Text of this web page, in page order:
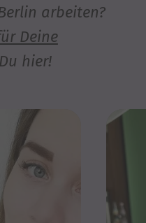
arbeiten?
Deine
hier!